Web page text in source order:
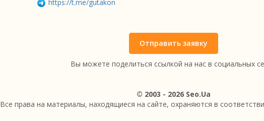
https://t.me/gutakon
Отправить заявку
Вы можете поделиться ссылкой на нас в социальных
© 2003 - 2026 Seo.Ua
Все права на материалы, находящиеся на сайте, охраняются в